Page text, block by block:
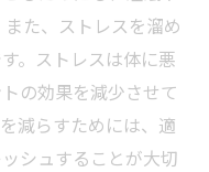
た、ストレスを溜め
。ストレスは体に悪
の効果を減少させて
減らすためには、適
シュすることが大切